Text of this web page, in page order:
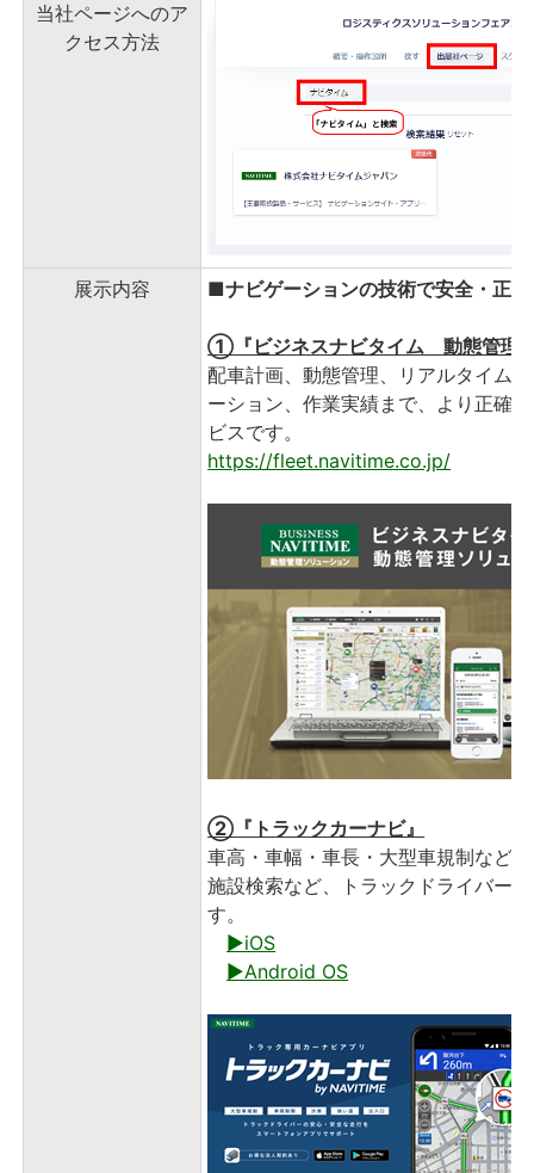
当社ページへのア
クセス方法
展示内容 ■ナビゲーションの技術で安全・正
①『ビジネスナビタイム 動態管理
配車計画、動態管理、リアルタイム
ーション、作業実績まで、より正確
ビスです。
https://fleet.navitime.co.jp/
②『トラックカーナビ』
車高・車幅・車長・大型車規制など
施設検索など、トラックドライバー
す。
▶iOS
▶Android OS